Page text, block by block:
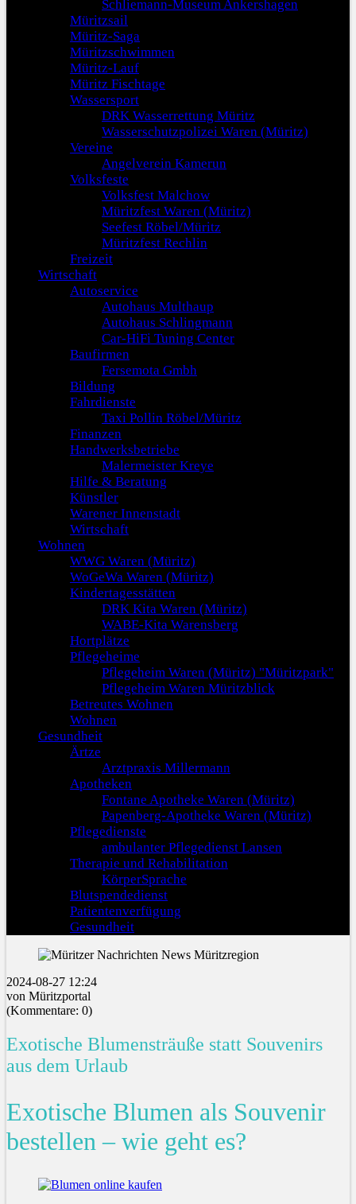
Schliemann-Museum Ankershagen
Müritzsail
Müritz-Saga
Müritzschwimmen
Müritz-Lauf
Müritz Fischtage
Wassersport
DRK Wasserrettung Müritz
Wasserschutzpolizei Waren (Müritz)
Vereine
Angelverein Kamerun
Volksfeste
Volksfest Malchow
Müritzfest Waren (Müritz)
Seefest Röbel/Müritz
Müritzfest Rechlin
Freizeit
Wirtschaft
Autoservice
Autohaus Multhaup
Autohaus Schlingmann
Car-HiFi Tuning Center
Baufirmen
Fersemota Gmbh
Bildung
Fahrdienste
Taxi Pollin Röbel/Müritz
Finanzen
Handwerksbetriebe
Malermeister Kreye
Hilfe & Beratung
Künstler
Warener Innenstadt
Wirtschaft
Wohnen
WWG Waren (Müritz)
WoGeWa Waren (Müritz)
Kindertagesstätten
DRK Kita Waren (Müritz)
WABE-Kita Warensberg
Hortplätze
Pflegeheime
Pflegeheim Waren (Müritz) "Müritzpark"
Pflegeheim Waren Müritzblick
Betreutes Wohnen
Wohnen
Gesundheit
Ärtze
Arztpraxis Millermann
Apotheken
Fontane Apotheke Waren (Müritz)
Papenberg-Apotheke Waren (Müritz)
Pflegedienste
ambulanter Pflegedienst Lansen
Therapie und Rehabilitation
KörperSprache
Blutspendedienst
Patientenverfügung
Gesundheit
2024-08-27 12:24
von Müritzportal
(Kommentare: 0)
Exotische Blumensträuße statt Souvenirs
aus dem Urlaub
Exotische Blumen als Souvenir
bestellen – wie geht es?